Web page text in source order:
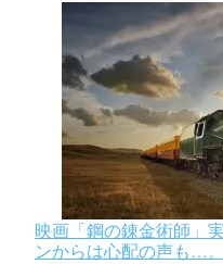
映画「鋼の錬金術師」
ンからは心配の声も…。